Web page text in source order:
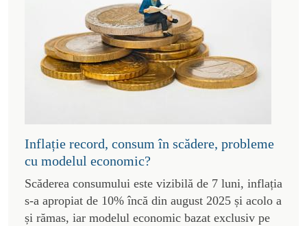
Inflație record, consum în scădere, probleme
cu modelul economic?
Scăderea consumului este vizibilă de 7 luni, inflația
s-a apropiat de 10% încă din august 2025 și acolo a
și rămas, iar modelul economic bazat exclusiv pe